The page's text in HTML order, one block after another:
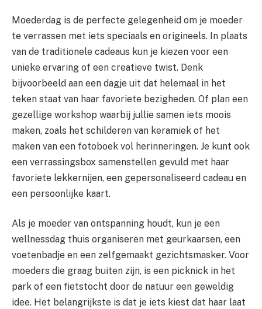
Moederdag is de perfecte gelegenheid om je moeder
te verrassen met iets speciaals en origineels. In plaats
van de traditionele cadeaus kun je kiezen voor een
unieke ervaring of een creatieve twist. Denk
bijvoorbeeld aan een dagje uit dat helemaal in het
teken staat van haar favoriete bezigheden. Of plan een
gezellige workshop waarbij jullie samen iets moois
maken, zoals het schilderen van keramiek of het
maken van een fotoboek vol herinneringen. Je kunt ook
een verrassingsbox samenstellen gevuld met haar
favoriete lekkernijen, een gepersonaliseerd cadeau en
een persoonlijke kaart.
Als je moeder van ontspanning houdt, kun je een
wellnessdag thuis organiseren met geurkaarsen, een
voetenbadje en een zelfgemaakt gezichtsmasker. Voor
moeders die graag buiten zijn, is een picknick in het
park of een fietstocht door de natuur een geweldig
idee. Het belangrijkste is dat je iets kiest dat haar laat